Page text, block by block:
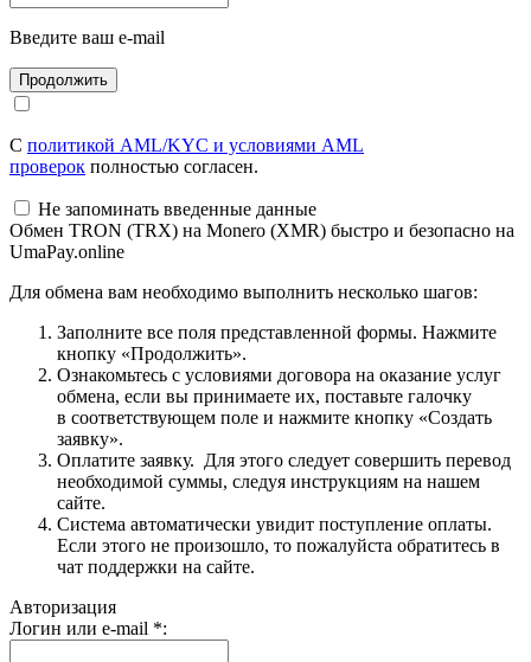
Введите ваш e-mail
С политикой AML/KYC и условиями AML
проверок полностью согласен.
Не запоминать введенные данные
Обмен TRON (TRX) на Monero (XMR) быстро и безопасно на
UmaPay.online
Для обмена вам необходимо выполнить несколько шагов:
Заполните все поля представленной формы. Нажмите
кнопку «Продолжить».
Ознакомьтесь с условиями договора на оказание услуг
обмена, если вы принимаете их, поставьте галочку
в соответствующем поле и нажмите кнопку «Создать
заявку».
Оплатите заявку. Для этого следует совершить перевод
необходимой суммы, следуя инструкциям на нашем
сайте.
Система автоматически увидит поступление оплаты.
Если этого не произошло, то пожалуйста обратитесь в
чат поддержки на сайте.
Авторизация
Логин или e-mail *: